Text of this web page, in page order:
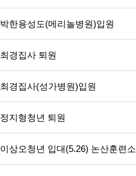
박한용성도(메리놀병원)입원
최경집사 퇴원
최경집사(성가병원)입원
정지형청년 퇴원
이상오청년 입대(5.26) 논산훈련소